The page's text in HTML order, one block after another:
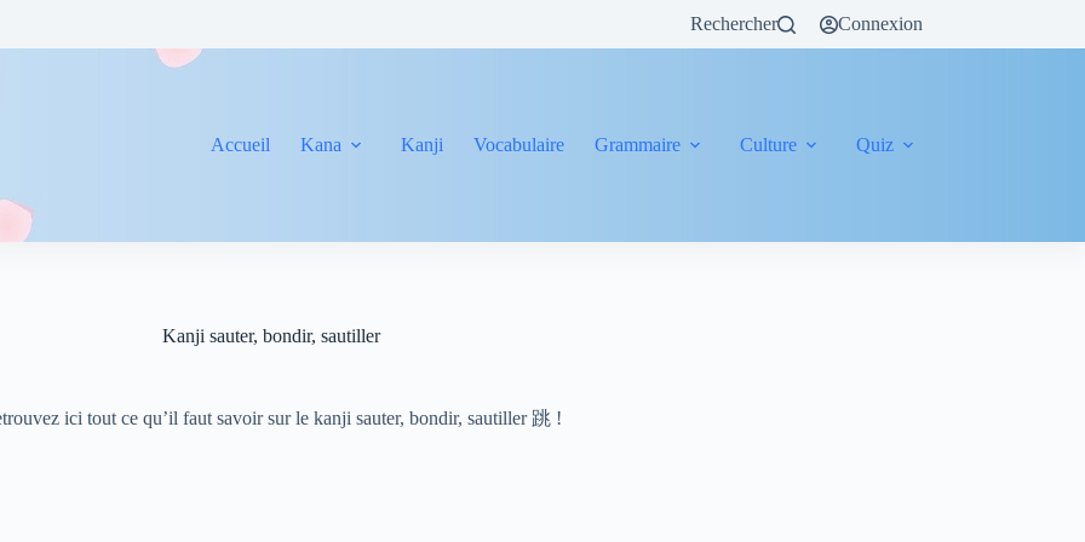
Rechercher Connexion
Accueil Kana Kanji Vocabulaire Grammaire Culture Quiz
Kanji sauter, bondir, sautiller
ici tout ce qu’il faut savoir sur le kanji sauter, bondir, sautiller 跳 !